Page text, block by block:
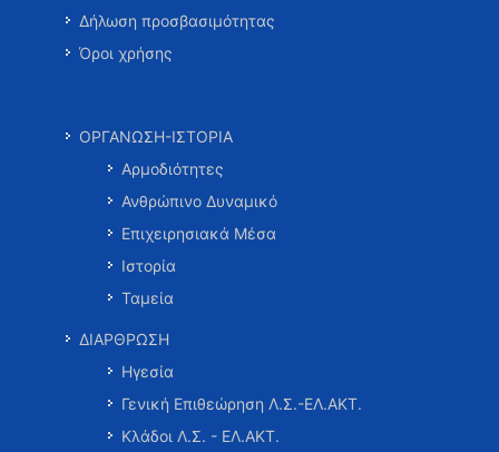
Δήλωση προσβασιμότητας
Όροι χρήσης
ΟΡΓΑΝΩΣΗ-ΙΣΤΟΡΙΑ
Αρμοδιότητες
Ανθρώπινο Δυναμικό
Επιχειρησιακά Μέσα
Ιστορία
Ταμεία
ΔΙΑΡΘΡΩΣΗ
Ηγεσία
Γενική Επιθεώρηση Λ.Σ.-ΕΛ.ΑΚΤ.
Κλάδοι Λ.Σ. - ΕΛ.ΑΚΤ.